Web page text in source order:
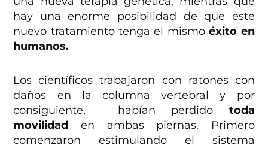
hay una enorme posibilidad de que este
nuevo tratamiento tenga el mismoéxito en
humanos.
Los científicos trabajaron con ratones con
daños en la columna vertebral y por
consiguiente, habían perdido toda
movilidad en ambas piernas. Primero
comenzaron estimulando el sistema